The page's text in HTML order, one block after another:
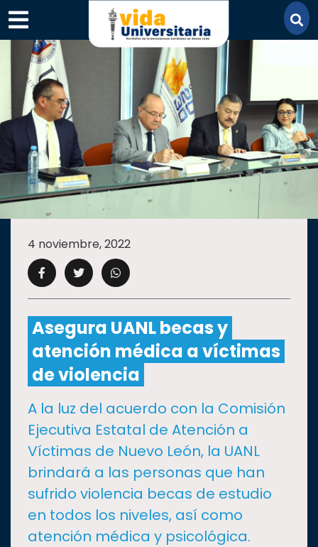
×
SECCIONES
ACADEMIA
CAMPUS UANL
CULTURA
DEPORTES
I+D+I EXPERTOS
SALUD
SUSTENTABILIDAD
4 noviembre, 2022
Asegura UANL becas y
atención médica a víctimas
de violencia
A la luz del acuerdo con la Comisión
Ejecutiva Estatal de Atención a
Víctimas de Nuevo León, la UANL
brindará a las personas que han
sufrido violencia becas de estudio
en todos los niveles, así como
atención médica y psicológica.